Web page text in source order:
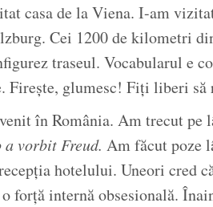
casa de la Viena. I-am
Cei 1200 de kilometri
traseul. Vocabularul e
Firește, glumesc! Fiți liberi să
în România. Am trecut pe
a vorbit Freud. Am făcut poze
hotelului. Uneori cred
forță internă obsesională.